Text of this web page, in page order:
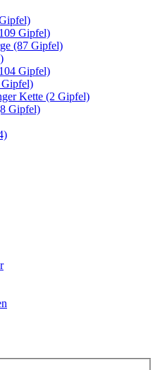
Gipfel)
(87 Gipfel)
Gipfel)
Gipfel)
Kette (2 Gipfel)
Gipfel)